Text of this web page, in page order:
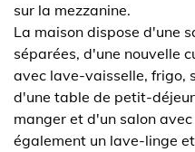
sur la mezzanine.
La maison dispose d'une
séparées, d'une nouvelle
avec lave-vaisselle, frigo,
d'une table de petit-
manger et d'un salon
également un lave-linge